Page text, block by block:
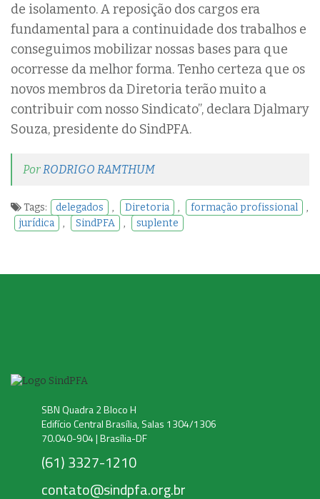
de isolamento. A reposição dos cargos era
fundamental para a continuidade dos trabalhos e
conseguimos mobilizar nossas bases para que
ocorresse da melhor forma. Tenho certeza que os
novos membros da Diretoria terão muito a
contribuir com nosso Sindicato”, declara Djalmary
Souza, presidente do SindPFA.
PorRODRIGO RAMTHUM
Tags: delegados , Diretoria , formação profissional
,
jurídica
, SindPFA , suplente
SBN Quadra 2 Bloco H
Edifício Central Brasília, Salas 1304/1306
70.040-904 | Brasília-DF
(61) 3327-1210
contato@sindpfa.org.br